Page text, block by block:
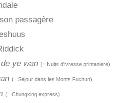
passagère
ye wan (= Nuits d'ivresse printanière)
(= Séjour dans les Monts Fuchun)
(= Chungking express)